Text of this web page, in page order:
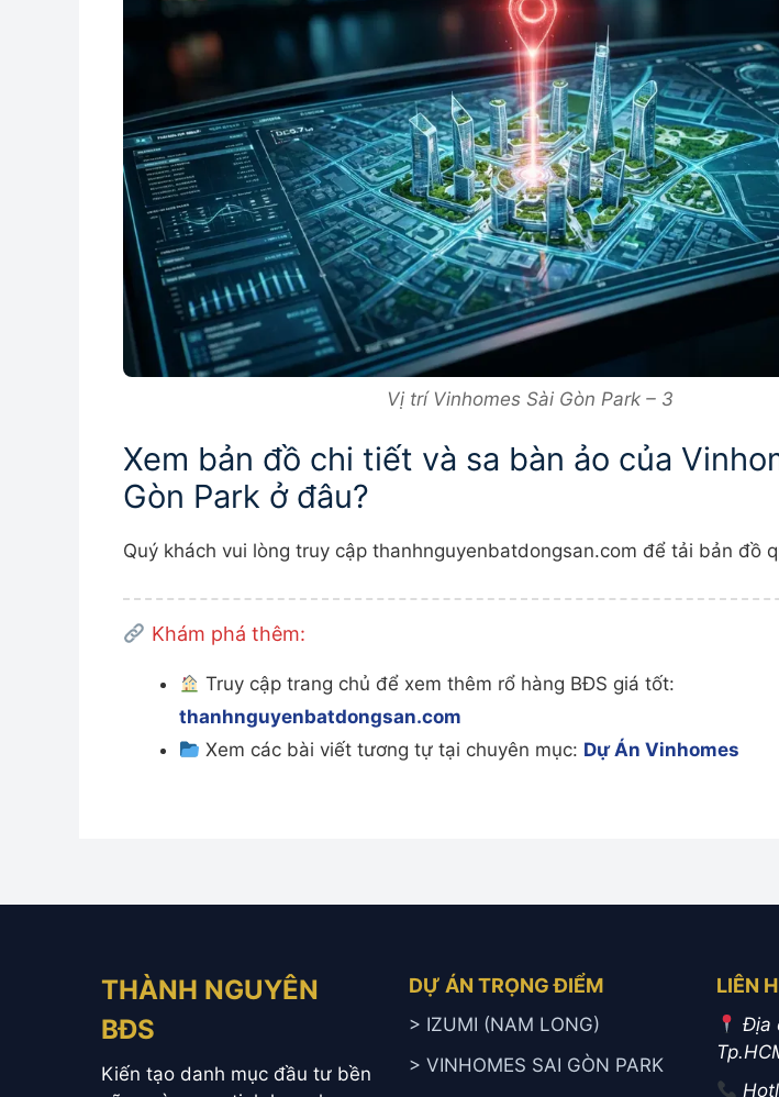
Vị trí Vinhomes Sài Gòn Park – 3
Xem bản đồ chi tiết và sa bàn ảo của
Gòn Park ở đâu?
Quý khách vui lòng truy cập thanhnguyenbatdongsan.com để tải bản đồ
Khám phá thêm:
Truy cập trang chủ để xem thêm rổ hàng BĐS giá tốt:
thanhnguyenbatdongsan.com
Xem các bài viết tương tự tại chuyên mục: Dự Án Vinhomes
THÀNH NGUYÊN
BĐS
Kiến tạo danh mục đầu tư bền
DỰ ÁN TRỌNG ĐIỂM
> IZUMI (NAM LONG)
> VINHOMES SAI GÒN PARK
LIÊN
Địa